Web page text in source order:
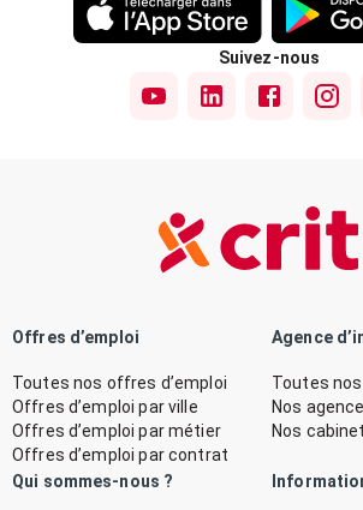
Suivez-nous
Offres d’emploi
Toutes nos offres d’emploi
Offres d’emploi par ville
Offres d’emploi par métier
Offres d’emploi par contrat
Agence
Toutes
Nos
Nos
Qui sommes-nous ?